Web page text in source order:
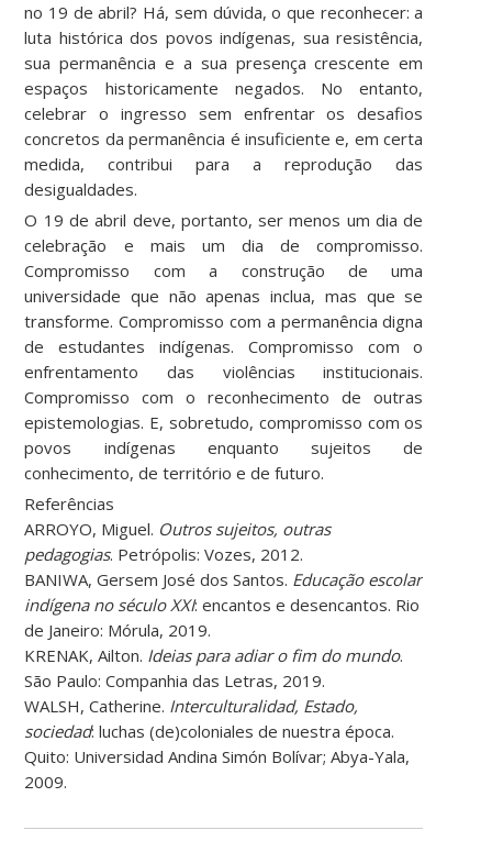
no 19 de abril? Há, sem dúvida, o que reconhecer: a
luta histórica dos povos indígenas, sua resistência,
sua permanência e a sua presença crescente em
espaços historicamente negados. No entanto,
celebrar o ingresso sem enfrentar os desafios
concretos da permanência é insuficiente e, em certa
medida, contribui para a reprodução das
desigualdades.
O 19 de abril deve, portanto, ser menos um dia de
celebração e mais um dia de compromisso.
Compromisso com a construção de uma
universidade que não apenas inclua, mas que se
transforme. Compromisso com a permanência digna
de estudantes indígenas. Compromisso com o
enfrentamento das violências institucionais.
Compromisso com o reconhecimento de outras
epistemologias. E, sobretudo, compromisso com os
povos indígenas enquanto sujeitos de
conhecimento, de território e de futuro.
Referências
ARROYO, Miguel. Outros sujeitos, outras
pedagogias. Petrópolis: Vozes, 2012.
BANIWA, Gersem José dos Santos. Educação escolar
indígena no século XXI: encantos e desencantos. Rio
de Janeiro: Mórula, 2019.
KRENAK, Ailton. Ideias para adiar o fim do mundo.
São Paulo: Companhia das Letras, 2019.
WALSH, Catherine. Interculturalidad, Estado,
sociedad: luchas (de)coloniales de nuestra época.
Quito: Universidad Andina Simón Bolívar; Abya-Yala,
2009.